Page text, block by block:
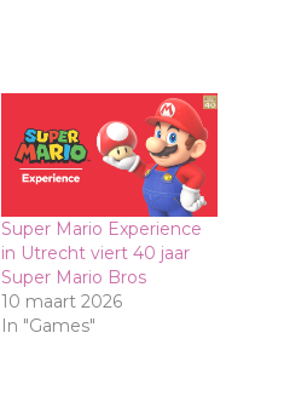
Super Mario Experience
in Utrecht viert 40 jaar
Super Mario Bros
10 maart 2026
In "Games"